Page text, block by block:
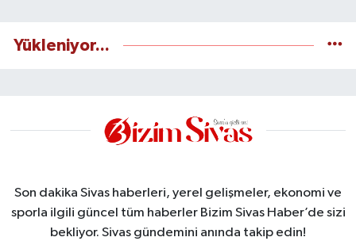
Yükleniyor...
Son dakika Sivas haberleri, yerel gelişmeler, ekonomi ve
sporla ilgili güncel tüm haberler Bizim Sivas Haber’de sizi
bekliyor. Sivas gündemini anında takip edin!